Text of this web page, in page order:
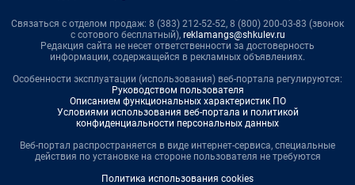
Связаться с отделом продаж: 8 (383) 212-52-52, 8 (800) 200-03-83 (звонок
с сотового бесплатный), reklamangs@shkulev.ru
Редакция сайта не несет ответственности за достоверность
информации, содержащейся в рекламных объявлениях.
Особенности эксплуатации (использования) веб-портала регулируются:
Руководством пользователя
Описанием функциональных характеристик ПО
Условиями использования веб-портала и политикой
конфиденциальности персональных данных
Веб-портал распространяется в виде интернет-сервиса, специальные
действия по установке на стороне пользователя не требуются
Политика использования cookies